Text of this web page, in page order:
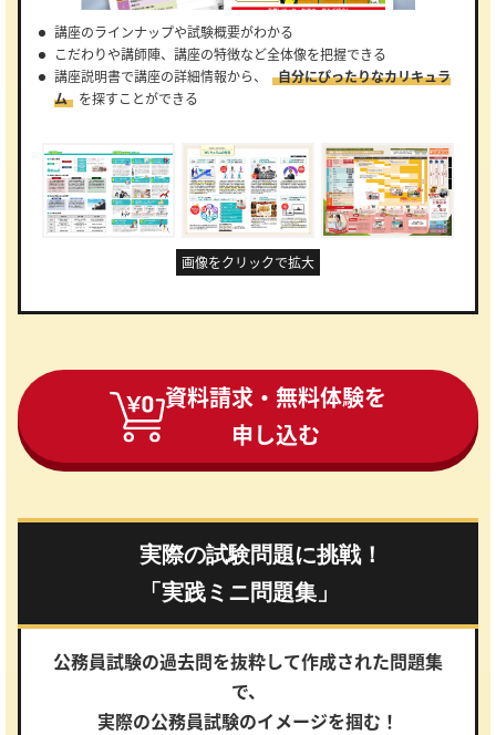
講座のラインナップや試験概要がわかる
こだわりや講師陣、講座の特徴など全体像を把握できる
講座説明書で講座の詳細情報から、
自分にぴったりなカリキュラ
ム
を探すことができる
画像をクリックで拡大
資料請求・無料体験を
申し込む
実際の試験問題に挑戦！
「実践ミニ問題集」
公務員試験の過去問を抜粋して作成された問題集
で、
実際の公務員試験のイメージを掴む！